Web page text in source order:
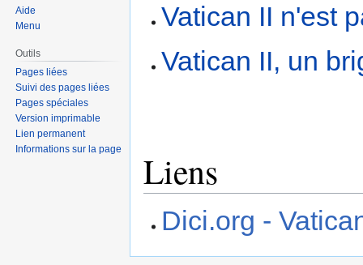
navigation
recherche
Vatican II n'est
Vatican II, un
Liens
Dici.org -
Aide
Menu
Outils
Pages liées
Suivi des pages liées
Pages spéciales
Version imprimable
Lien permanent
Informations sur la page